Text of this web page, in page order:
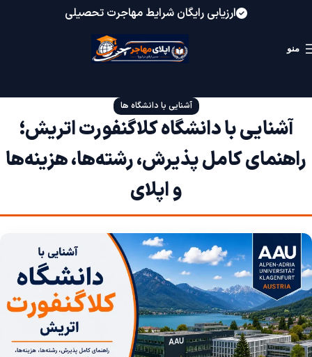
ارزیابی رایگان شرایط مهاجرت تحصیلی
منو
آشنایی با دانشگاه ها
آشنایی با دانشگاه کلاگنفورت اتریش؛
راهنمای کامل پذیرش، رشته‌ها، هزینه‌ها
و اپلای